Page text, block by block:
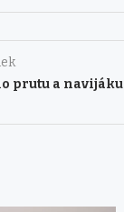
prutu a navijáku